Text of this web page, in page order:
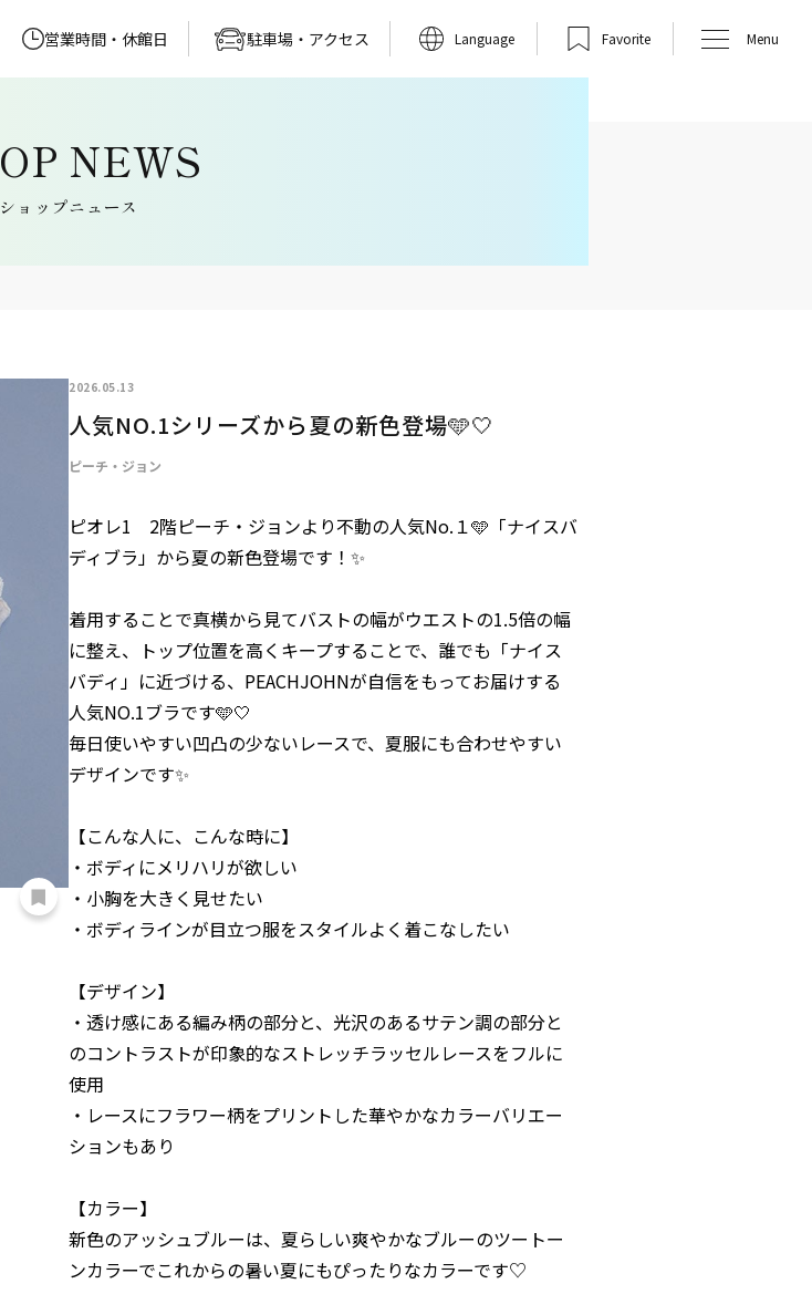
営業時間・休館日 駐車場・アクセス Favorite
Language Menu
ショップニュース
2026.05.13
人気NO.1シリーズから夏の新色登場🩵🤍
ピーチ・ジョン
ピオレ1 2階ピーチ・ジョンより不動の人気No.１🩵「ナイスバ
ディブラ」から夏の新色登場です！✨
着用することで真横から見てバストの幅がウエストの1.5倍の幅
に整え、トップ位置を高くキープすることで、誰でも「ナイス
バディ」に近づける、PEACHJOHNが自信をもってお届けする
人気NO.1ブラです🩵🤍
毎日使いやすい凹凸の少ないレースで、夏服にも合わせやすい
デザインです✨
【こんな人に、こんな時に】
・ボディにメリハリが欲しい
・小胸を大きく見せたい
・ボディラインが目立つ服をスタイルよく着こなしたい
【デザイン】
・透け感にある編み柄の部分と、光沢のあるサテン調の部分と
のコントラストが印象的なストレッチラッセルレースをフルに
使用
・レースにフラワー柄をプリントした華やかなカラーバリエー
ションもあり
【カラー】
新色のアッシュブルーは、夏らしい爽やかなブルーのツートー
ンカラーでこれからの暑い夏にもぴったりなカラーです♡